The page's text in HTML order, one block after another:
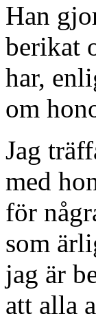
Han
berikat
har,
om
Jag
med
för
som
jag är
att alla